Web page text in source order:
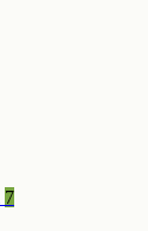
7